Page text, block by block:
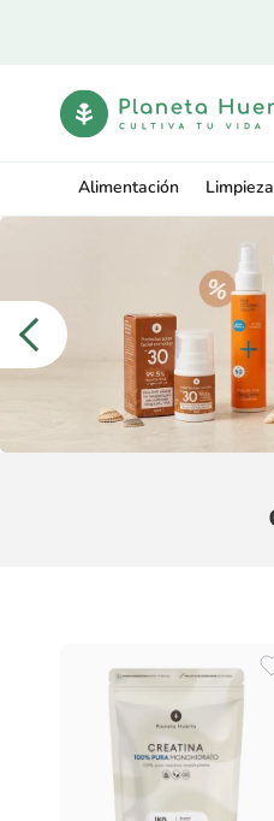
Alimentación Limpieza